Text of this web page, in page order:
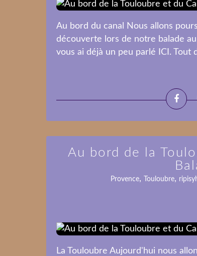
Au bord du canal Nous allons
découverte lors de notre balade
vous ai déjà un peu parlé ICI. Tout
Au bord de la
Provence, Touloubre,
La Touloubre Aujourd'hui nous